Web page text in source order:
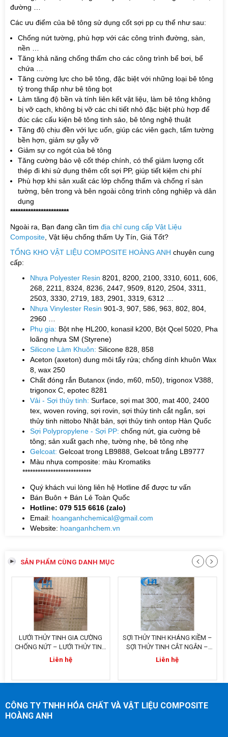
đường …
Các ưu điểm của bê tông sử dụng cốt sợi pp cụ thể như sau:
Chống nứt tường, phù hợp với các công trình đường, sàn,
nền …
Tăng khả năng chống thấm cho các công trình bể bơi, bể
chứa …
Tăng cường lực cho bê tông, đặc biệt với những loại bê tông
tỷ trong thấp như bê tông bọt
Làm tăng độ bền và tính liên kết vật liệu, làm bê tông không
bị vỡ cạch, không bị vỡ các chi tiết nhỏ đặc biệt phù hợp để
đúc các cấu kiện bê tông tinh sảo, bê tông nghệ thuật
Tăng độ chịu đền với lực uốn, giúp các viên gạch, tấm tường
bền hợn, giảm sự gẫy vỡ
Giảm sự co ngót của bê tông
Tăng cường bảo vệ cốt thép chính, có thể giảm lượng cốt
thép đi khi sử dụng thêm cốt sợi PP, giúp tiết kiệm chi phí
Phù hợp khi sản xuất các lớp chống thấm và chống rỉ sàn
tường, bên trong và bên ngoài công trình công nghiệp và dân
dụng
***********************
Ngoài ra, Bạn đang cần tìm địa chỉ cung cấp Vật Liệu
Composite , Vật liệu chống thấm Uy Tín, Giá Tốt?
TỔNG KHO VẬT LIỆU COMPOSITE HOÀNG ANH chuyên cung
cấp:
Nhựa Polyester Resin 8201, 8200, 2100, 3310, 6011, 606,
268, 2211, 8324, 8236, 2447, 9509, 8120, 2504, 3311,
2503, 3330, 2719, 183, 2901, 3319, 6312 …
Nhựa Vinylester Resin 901-3, 907, 586, 963, 802, 804,
2960 …
Phụ gia: Bột nhẹ HL200, konasil k200, Bột Qcel 5020, Pha
loãng nhựa SM (Styrene)
Silicone Làm Khuôn: Silicone 828, 858
Aceton (axeton) dung môi tẩy rửa; chống dính khuôn Wax
8, wax 250
Chất đóng rắn Butanox (indo, m60, m50), trigonox V388,
trigonox C, epotec 8281
Vải - Sợi thủy tinh: Surface, sợi mat 300, mat 400, 2400
tex, woven roving, sợi rovin, sợi thủy tinh cắt ngắn, sợi
thủy tinh nittobo Nhật bản, sợi thủy tinh ontop Hàn Quốc
Sợi Polypropylene - Sợi PP: chống nứt, gia cường bê
tông; sản xuất gạch nhẹ, tường nhẹ, bê tông nhẹ
Gelcoat: Gelcoat trong LB9888, Gelcoat trắng LB9777
Màu nhựa composite: màu Kromatiks
***************************
Quý khách vui lòng liên hệ Hotline để được tư vấn
Bán Buôn + Bán Lẻ Toàn Quốc
Hotline: 079 515 6616 (zalo)
Email: hoanganhchemical@gmail.com
Website: hoanganhchem.vn
SẢN PHẨM CÙNG DANH MỤC
LƯỚI THỦY TINH GIA CƯỜNG
CHỐNG NỨT – LƯỚI THỦY TINH
CHỐNG THẤM
Liên hệ
SỢI THỦY TINH KHÁNG KIỀM –
SỢI THỦY TINH CẮT NGẮN –
SỢI GIA CƯỜNG COMPOSITE –
SỢI GIA CƯỜNG PHÀO CHỈ - SỢI
Liên hệ
CÔNG TY TNHH HÓA CHẤT VÀ VẬT LIỆU COMPOSITE
HOÀNG ANH